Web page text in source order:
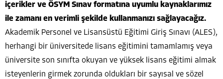
içerikler ve ÖSYM Sınav formatına uyumlu kaynaklarımız
ile zamanı en verimli şekilde kullanmanızı sağlayacağız.
Akademik Personel ve Lisansüstü Eğitimi Giriş Sınavı (ALES),
herhangi bir üniversitede lisans eğitimini tamamlamış veya
üniversite son sınıfta okuyan ve yüksek lisans eğitimi almak
isteyenlerin girmek zorunda oldukları bir sayısal ve sözel